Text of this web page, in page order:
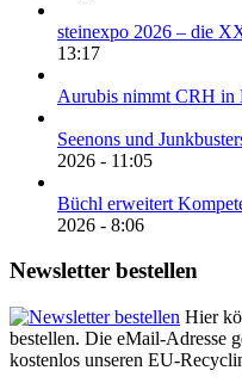
steinexpo 2026 – die
13:17
Aurubis nimmt CRH in
Seenons und
2026 - 11:05
Büchl erweitert
2026 - 8:06
Newsletter bestellen
Hier
bestellen. Die eMail-Adresse
kostenlos unseren EU-